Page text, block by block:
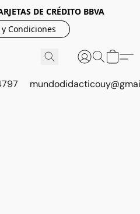
DE CRÉDITO BBVA
Condiciones